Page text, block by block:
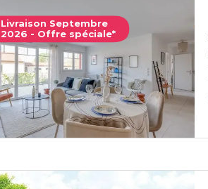
Livraison Septembre
2026 - Offre spéciale*